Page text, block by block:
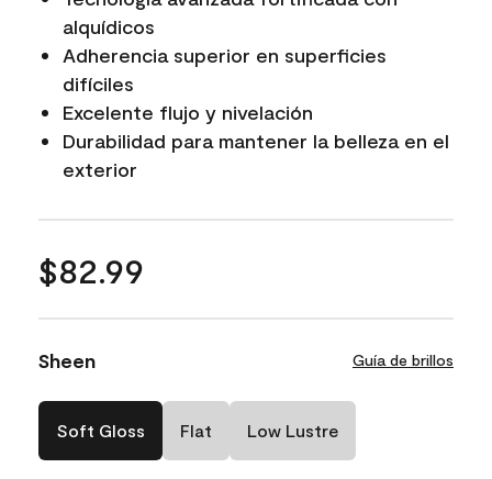
alquídicos
Adherencia superior en superficies
difíciles
Excelente flujo y nivelación
Durabilidad para mantener la belleza en el
exterior
$82.99
Sheen Guía de brillos
Soft Gloss Flat Low Lustre